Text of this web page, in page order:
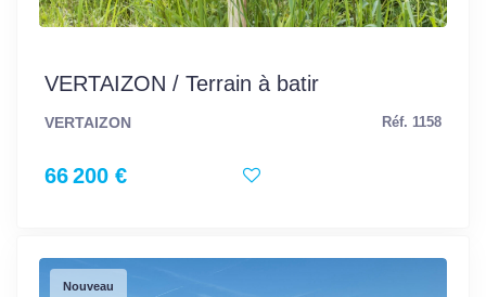
VERTAIZON / Terrain à batir
VERTAIZON Réf. 1158
66 200 €
Nouveau